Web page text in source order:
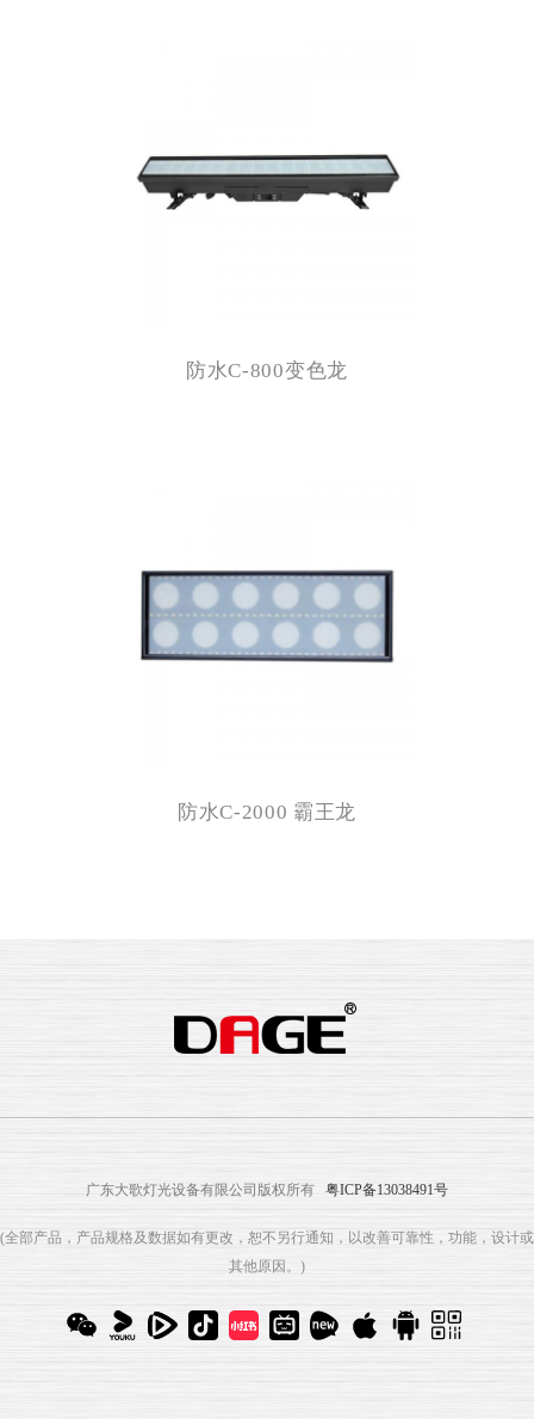
防水C-800变色龙
防水C-2000 霸王龙
广东大歌灯光设备有限公司版权所有 粤ICP备13038491号
(全部产品，产品规格及数据如有更改，恕不另行通知，以改善可靠性，功能，设计或
其他原因。)